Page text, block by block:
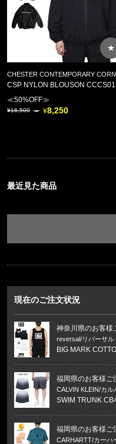
★
CSP NYLON BLOUSON
≪50%OFF≫
16,500 8,250
最近見た商品
現在のご注文状況
神奈川県のお客様
reversal/リバーサル
BIG MARK
福岡県のお客様ご
CALVIN KLEIN/カル
SWIM TRUNK
福岡県のお客様ご
CARHARTT/カーハ